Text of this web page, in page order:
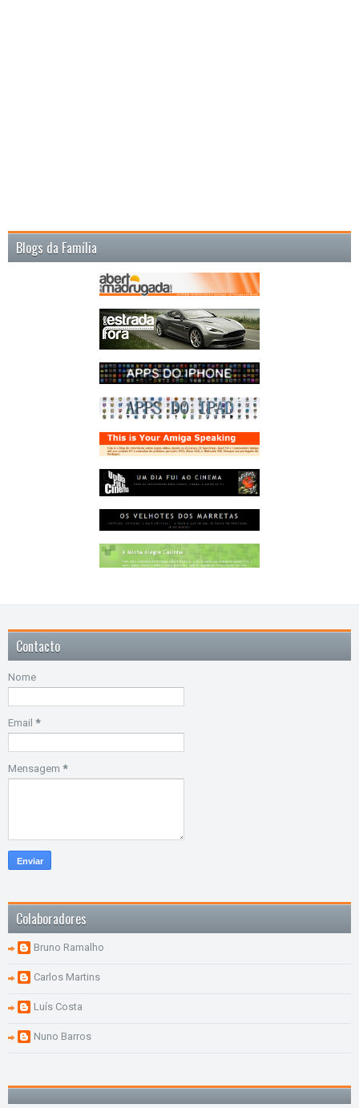
Blogs da Família
Contacto
Nome
Email *
Mensagem *
Colaboradores
Bruno Ramalho
Carlos Martins
Luís Costa
Nuno Barros